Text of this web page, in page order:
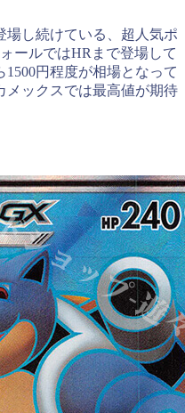
場し続けている、超人気ポ
ールではHRまで登場して
円程度が相場となって
メックスでは最高値が期待